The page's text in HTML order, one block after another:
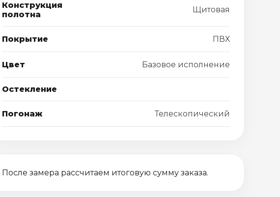
Конструкция
полотна
Щитовая
Покрытие ПВХ
Цвет Базовое исполнение
Остекление
Погонаж Телескопический
После замера рассчитаем итоговую сумму заказа.